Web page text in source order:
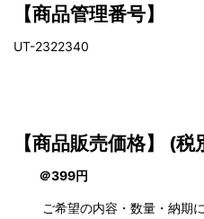
【商品管理番号】
UT-2322340
【商品販売価格】 (税
＠399円
ご希望の内容・数量・納期に